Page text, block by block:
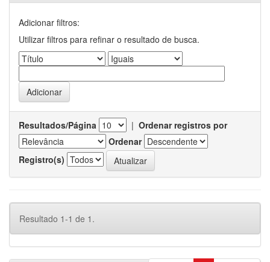
Adicionar filtros:
Utilizar filtros para refinar o resultado de busca.
Resultados/Página | Ordenar registros por
Ordenar
Registro(s)
Resultado 1-1 de 1.